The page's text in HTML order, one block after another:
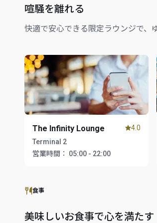
喧騒を離れる
快適で安心できる限定ラウンジで、
The Infinity Lounge
Terminal 2
営業時間：
05:00 - 22:00
4.0
食事
美味しいお食事で心を満たす